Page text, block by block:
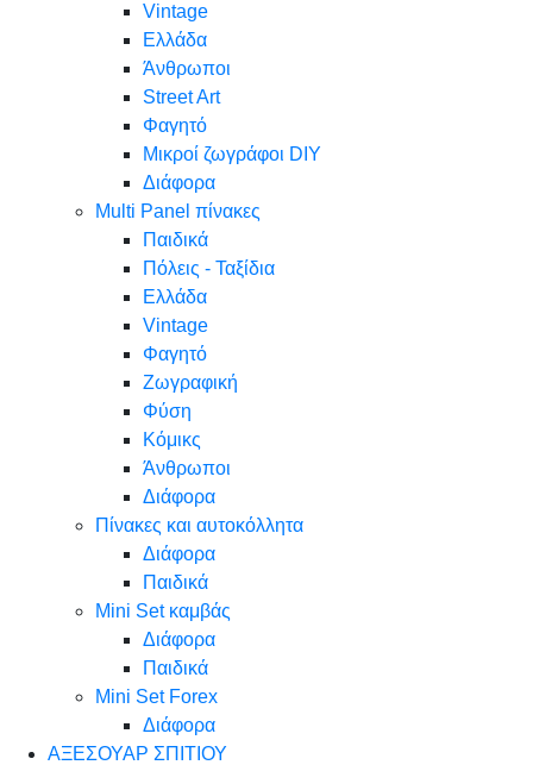
Vintage
Ελλάδα
Άνθρωποι
Street Art
Φαγητό
Μικροί ζωγράφοι DIY
Διάφορα
Multi Panel πίνακες
Παιδικά
Πόλεις - Ταξίδια
Ελλάδα
Vintage
Φαγητό
Ζωγραφική
Φύση
Κόμικς
Άνθρωποι
Διάφορα
Πίνακες και αυτοκόλλητα
Διάφορα
Παιδικά
Mini Set καμβάς
Διάφορα
Παιδικά
Mini Set Forex
Διάφορα
ΑΞΕΣΟΥΑΡ ΣΠΙΤΙΟΥ